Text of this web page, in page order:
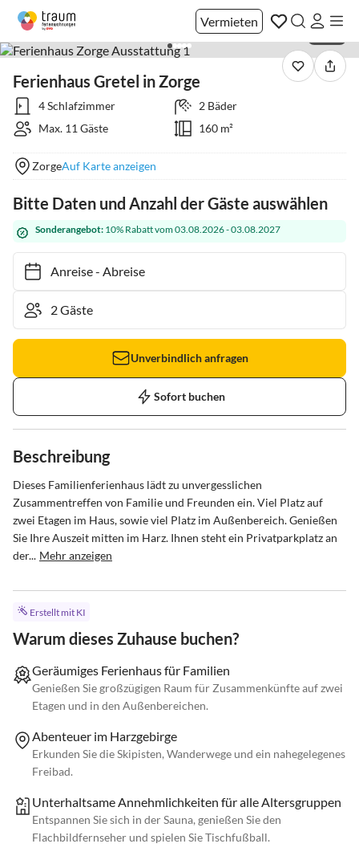
Vermieten
Ferienhaus Gretel in Zorge
4 Schlafzimmer
2 Bäder
Max. 11 Gäste
160 m²
ZorgeAuf Karte anzeigen
Bitte Daten und Anzahl der Gäste auswählen
Sonderangebot: 10% Rabatt vom 03.08.2026 - 03.08.2027
Anreise- Abreise
Unverbindlich anfragen
Sofort buchen
Beschreibung
Dieses Familienferienhaus lädt zu unvergesslichen
Zusammentreffen von Familie und Freunden ein. Viel Platz auf
zwei Etagen im Haus, sowie viel Platz im Außenbereich. Genießen
Sie Ihre Auszeit mitten im Harz. Ihnen steht ein Privatparkplatz an
der... Mehr anzeigen
Erstellt mit KI
Warum dieses Zuhause buchen?
Geräumiges Ferienhaus für Familien
Genießen Sie großzügigen Raum für Zusammenkünfte auf zwei
Etagen und in den Außenbereichen.
Abenteuer im Harzgebirge
Erkunden Sie die Skipisten, Wanderwege und ein nahegelegenes
Freibad.
Unterhaltsame Annehmlichkeiten für alle Altersgruppen
Entspannen Sie sich in der Sauna, genießen Sie den
Flachbildfernseher und spielen Sie Tischfußball.